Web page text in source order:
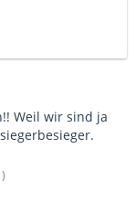
Weil wir sind ja
)